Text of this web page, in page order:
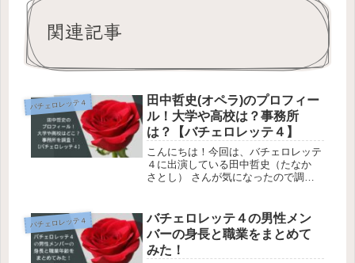
関連記事
バチェロレッテ４
田中哲史(オペラ)のプロフィー
ル！大学や高校は？事務所
は？【バチェロレッテ４】
こんにちは！今回は、バチェロレッテ
４に出演している田中哲史（たなか
さとし） さんが気になったので調べ
主役となり、複数の男性の中から“運
命のパートナー”を選ぶ恋愛リアリテ
ィ...
バチェロレッテ４
バチェロレッテ４の男性メン
バーの身長と職業をまとめて
みた！